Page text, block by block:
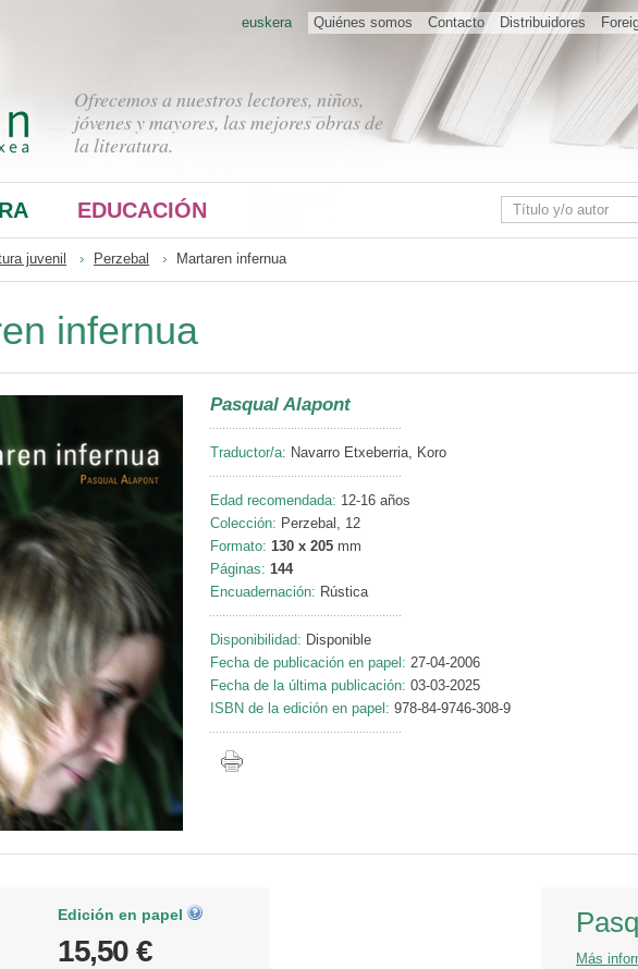
Ofrecemos a nuestros lectores, niños,
jóvenes y mayores, las mejores obras de
la literatura.
Quiénes somos Contacto Distribuidores
euskera
EDUCACIÓN
juvenil Perzebal Martaren infernua
infernua
Pasqual Alapont
Traductor/a: Navarro Etxeberria, Koro
Edad recomendada: 12-16 años
Colección: Perzebal, 12
Formato: 130 x 205 mm
Páginas: 144
Encuadernación: Rústica
Disponibilidad: Disponible
Fecha de publicación en papel: 27-04-2006
Fecha de la última publicación: 03-03-2025
ISBN de la edición en papel: 978-84-9746-308-9
Edición en papel
15,50 € Más